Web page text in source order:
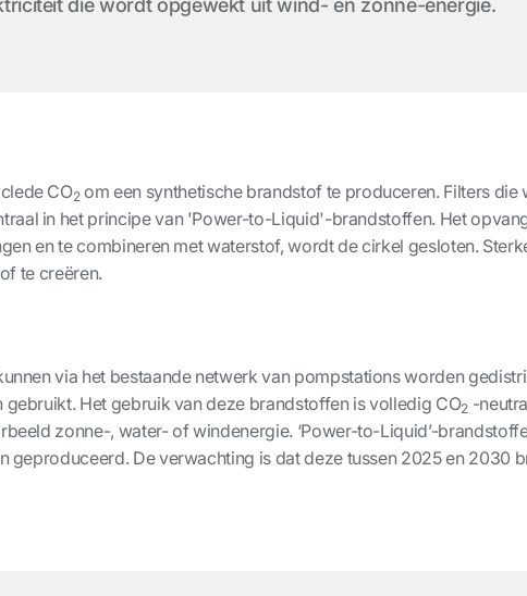
die wordt opgewekt uit wind- en zonne-energie.
CO2om een synthetische brandstof te produceren. Filters
in het principe van 'Power-to-Liquid'-brandstoffen. Het
en te combineren met waterstof, wordt de cirkel gesloten.
te creëren.
via het bestaande netwerk van pompstations worden
Het gebruik van deze brandstoffen is volledig CO2-
zonne-, water- of windenergie. ‘Power-to-Liquid’-
geproduceerd. De verwachting is dat deze tussen 2025 en 2030